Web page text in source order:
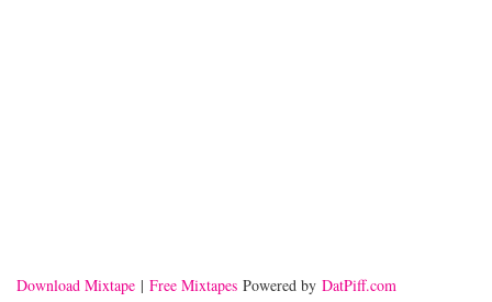
Download Mixtape | Free Mixtapes Powered by DatPiff.com